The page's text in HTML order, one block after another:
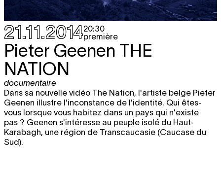
21.11.201420:30
première
Pieter Geenen THE
NATION
documentaire
Dans sa nouvelle vidéo The Nation, l'artiste belge Pieter
Geenen illustre l'inconstance de l'identité. Qui êtes-
vous lorsque vous habitez dans un pays qui n'existe
pas ? Geenen s'intéresse au peuple isolé du Haut-
Karabagh, une région de Transcaucasie (Caucase du
Sud).